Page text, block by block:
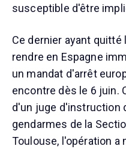
susceptible d'être
Ce dernier ayant
rendre en Espagne
un mandat d'arrêt
encontre dès le 6 juin.
d'un juge d'instruction
gendarmes de la
Toulouse, l'opération